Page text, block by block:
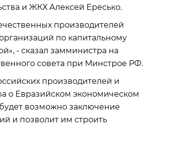
и ЖКХ Алексей Ересько.
производителей
по капитальному
- сказал замминистра на
совета при Минстрое РФ.
производителей и
о Евразийском экономическом
возможно заключение
и позволит им строить